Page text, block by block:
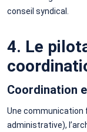
conseil syndical.
4. Le
Coordination
Une communication
administrative),